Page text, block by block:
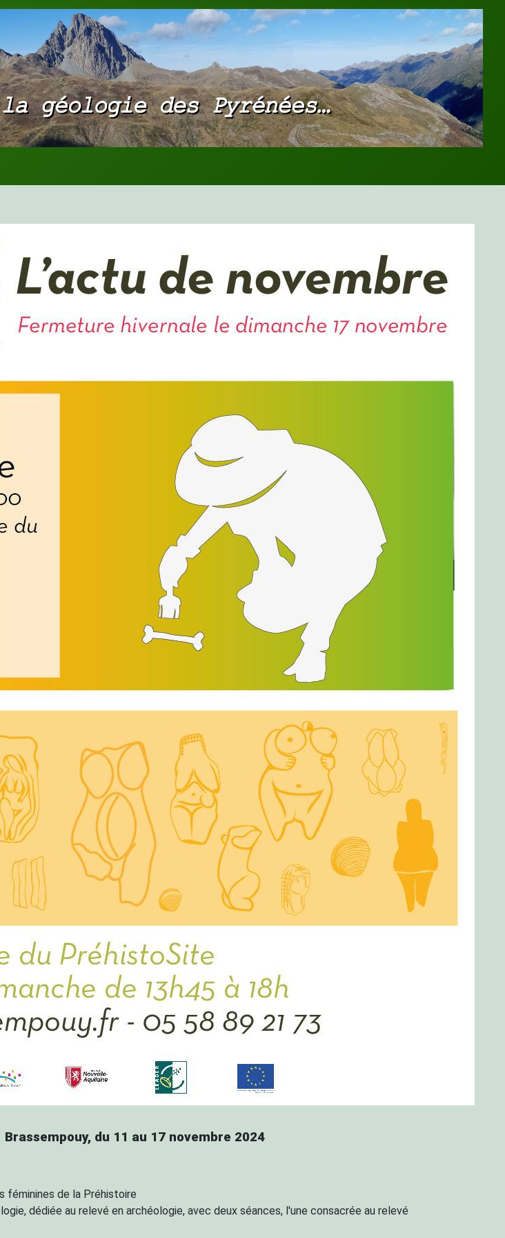
Brassempouy, du 11 au 17 novembre 2024
féminines de la Préhistoire
dédiée au relevé en archéologie, avec deux séances, l'une consacrée au relevé